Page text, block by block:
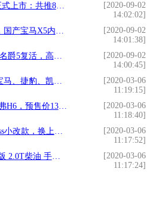
8款车型 11.99万起售
[2020-09-02
14:02:02]
马X5内饰谍照曝光
[2020-09-02
14:01:38]
高合HiPhi X动力曝光
[2020-09-02
14:00:45]
克，四款B级车实地对比
[2020-03-06
11:19:15]
起，岂不是和VV5打架了？
[2020-03-06
11:18:40]
上最新家族设计风格
[2020-03-06
11:17:52]
驱领航型，产品力分析
[2020-03-06
11:17:24]